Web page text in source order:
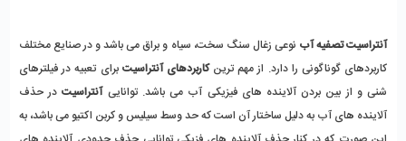
آنتراسیت تصفیه آب
کاربردهای گوناگونی را دارد. از مهم ترین کاربردهای آنتراسیت
شنی و از بین بردن آلاینده های فیزیکی آب می باشد. توانایی آنتراسیت